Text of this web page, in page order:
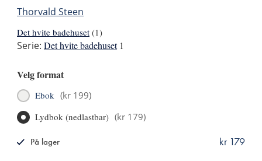
Thorvald Steen
Det hvite badehuset (1)
Serie: Det hvite badehuset 1
Velg format
Ebok (kr 199)
Lydbok (nedlastbar) (kr 179)
kr 179
På lager